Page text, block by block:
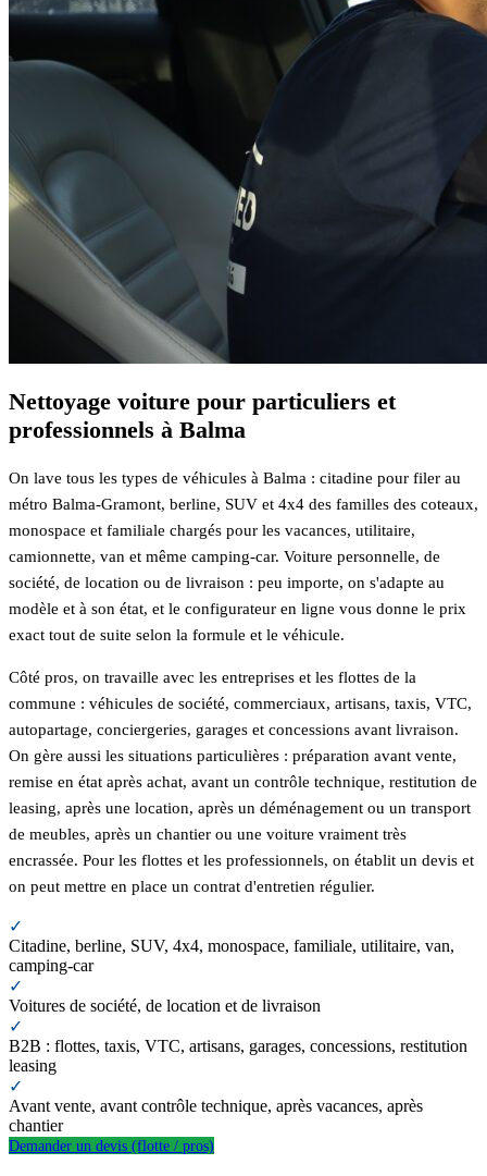
Nettoyage voiture pour particuliers et
professionnels à Balma
On lave tous les types de véhicules à Balma : citadine pour filer au
métro Balma-Gramont, berline, SUV et 4x4 des familles des coteaux,
monospace et familiale chargés pour les vacances, utilitaire,
camionnette, van et même camping-car. Voiture personnelle, de
société, de location ou de livraison : peu importe, on s'adapte au
modèle et à son état, et le configurateur en ligne vous donne le prix
exact tout de suite selon la formule et le véhicule.
Côté pros, on travaille avec les entreprises et les flottes de la
commune : véhicules de société, commerciaux, artisans, taxis, VTC,
autopartage, conciergeries, garages et concessions avant livraison.
On gère aussi les situations particulières : préparation avant vente,
remise en état après achat, avant un contrôle technique, restitution de
leasing, après une location, après un déménagement ou un transport
de meubles, après un chantier ou une voiture vraiment très
encrassée. Pour les flottes et les professionnels, on établit un devis et
on peut mettre en place un contrat d'entretien régulier.
✓
Citadine, berline, SUV, 4x4, monospace, familiale, utilitaire, van,
camping-car
✓
Voitures de société, de location et de livraison
✓
B2B : flottes, taxis, VTC, artisans, garages, concessions, restitution
leasing
✓
Avant vente, avant contrôle technique, après vacances, après
chantier
Demander un devis (flotte / pros)